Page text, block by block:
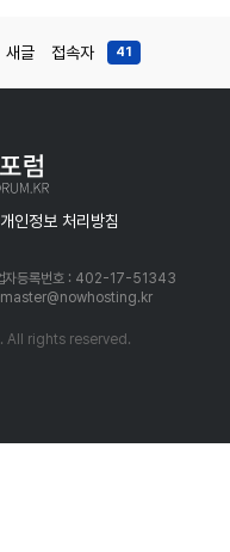
새글 접속자 41
개인정보 처리방침
자등록번호 : 402-17-51343
All rights reserved.